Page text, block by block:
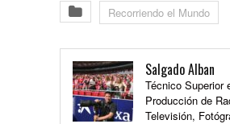
Recorriendo el Mundo
Salgado Alban
Técnico Superior
Producción de
Televisión,